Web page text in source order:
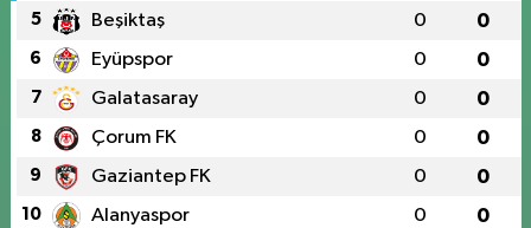
5 Beşiktaş 0 0
6 Eyüpspor 0 0
7 Galatasaray 0 0
8 Çorum FK 0 0
9 Gaziantep FK 0 0
10 Alanyaspor 0 0